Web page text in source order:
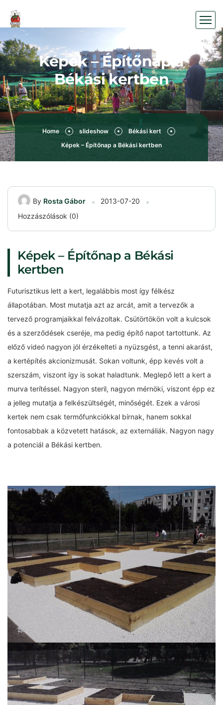
Képek – Építőnap a
Békási kertben
Home slideshow
Békási kert
Képek – Építőnap a Békási kertben
By Rosta Gábor
2013-07-20
Hozzászólások (0)
Képek – Építőnap a Békási
kertben
Futurisztikus lett a kert, legalábbis most így félkész
állapotában. Most mutatja azt az arcát, amit a tervezők a
tervező programjaikkal felvázoltak. Csütörtökön volt a kulcsok
és a szerződések cseréje, ma pedig építő napot tartottunk. Az
előző videó nagyon jól érzékelteti a nyüzsgést, a tenni akarást,
a kertépítés akcionizmusát. Sokan voltunk, épp kevés volt a
szerszám, viszont így is sokat haladtunk. Meglepő lett a kert a
murva terítéssel. Nagyon steril, nagyon mérnöki, viszont épp ez
a jelleg mutatja a felkészültségét, minőségét. Ezek a városi
kertek nem csak termőfunkciókkal bírnak, hanem sokkal
fontosabbak a közvetett hatások, az externáliák. Nagyon nagy
a potenciál a Békási kertben.